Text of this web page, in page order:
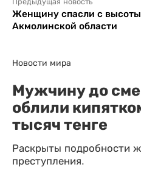
Предыдущая новость
Женщину спасли с высоты
Акмолинской области
Новости мира
Мужчину до
облили
тысяч тенге
Раскрыты подробности
преступления.